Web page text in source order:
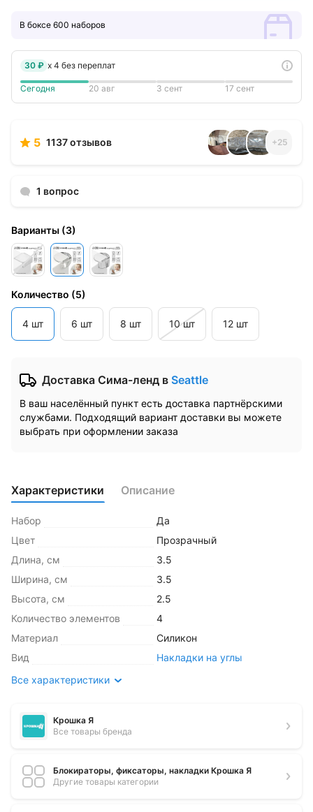
В боксе 600 наборов
30 ₽ x 4 без переплат
Сегодня 20 авг 3 сент 17 сент
5 1137 отзывов +25
1 вопрос
Варианты (3)
Количество (5)
4 шт 6 шт 8 шт 10 шт 12 шт
Доставка Сима-ленд в Seattle
В ваш населённый пункт есть доставка партнёрскими
службами. Подходящий вариант доставки вы можете
выбрать при оформлении заказа
Характеристики Описание
Набор
Да
Цвет
Прозрачный
Длина, см
3.5
Ширина, см
3.5
Высота, см
2.5
Количество элементов
4
Материал
Силикон
Вид
Накладки на углы
Все характеристики
Крошка Я
Все товары бренда
Блокираторы, фиксаторы, накладки Крошка Я
Другие товары категории